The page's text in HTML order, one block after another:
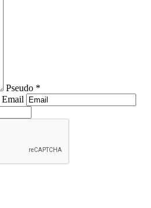
Pseudo *
Email